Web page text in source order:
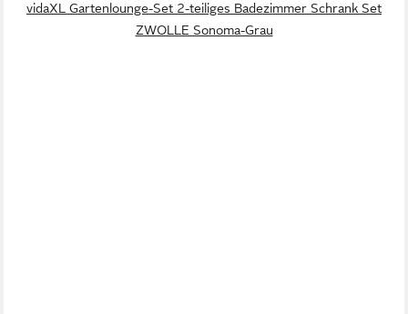
vidaXL Gartenlounge-Set 2-teiliges Badezimmer Schrank Set
ZWOLLE Sonoma-Grau